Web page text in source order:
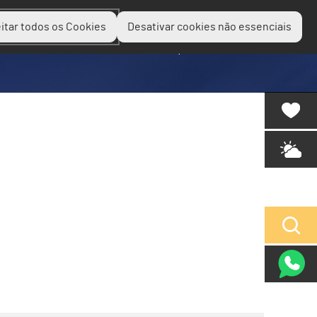
todos os Cookies Desativar cookies não essenciais
Planear Descobrir